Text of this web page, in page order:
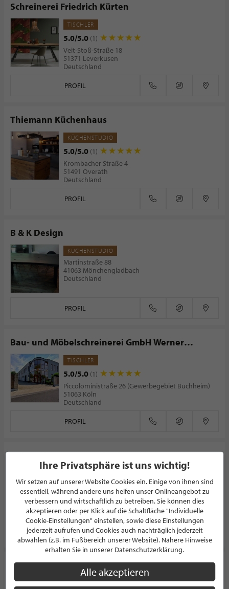
Schreinerei Friedrich Kürten
TISCHLER
5.0/5.0 (1)
Veit-Stoß-Straße 18
51371 Leverkusen
Deutschland
PROFIL
Thiemann Küchenhaus
KÜCHENSTUDIO
5.0/5.0 (1)
Krombacher Straße 4
51491 Overath
Deutschland
PROFIL
B & K Design
KÜCHENSTUDIO
Martinstraße 88
41063 Mönchengladbach
Deutschland
PROFIL
Bau- und Möbelschreinerei GmbH Werner
Friedmann
TISCHLER
5.0/5.0 (1)
Piccoloministraße 26 (Gewerbegebiet Buchheim)
51063 Köln
Deutschland
PROFIL
Holzwerkstätte Lunnebach GmbH
EINRICHTUNGSHAUS
Alemannenstraße 21
56068 Koblenz
Deutschland
PROFIL
copado. GmbH & Co. KG
ARCHITEKT
Ihre Privatsphäre ist uns wichtig!
Wir setzen auf unserer Website Cookies ein. Einige von ihnen sind
essentiell, während andere uns helfen unser Onlineangebot zu
verbessern und wirtschaftlich zu betreiben. Sie können dies
akzeptieren oder per Klick auf die Schaltfläche "Individuelle
Cookie-Einstellungen" einstellen, sowie diese Einstellungen
jederzeit aufrufen und Cookies auch nachträglich jederzeit
abwählen (z.B. im Fußbereich unserer Website). Nähere Hinweise
erhalten Sie in unserer Datenschutzerklärung.
Alle akzeptieren